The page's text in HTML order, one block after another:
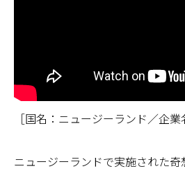
［国名：ニュージーランド／企業
ニュージーランドで実施された